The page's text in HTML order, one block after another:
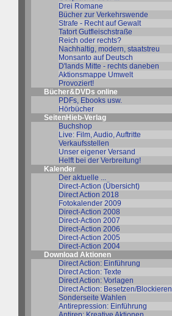
Drei Romane
Bücher zur Verkehrswende
Strafe - Recht auf Gewalt
Tatort Gutfleischstraße
Reich oder rechts?
Nachhaltig, modern, staatstreu
Monsanto auf Deutsch
D'lands Mitte - rechts daneben
Aktionsmappe Umwelt
Provoziert!
Bücher&DVDs online
PDFs, Ebooks usw.
Hörbücher
SeitenHieb-Verlag
Buchshop
Live: Film, Audio, Auftritte
Verkaufsstellen
Unser eigener Versand
Helft bei der Verbreitung!
Kalender
Der aktuelle ...
Direct-Action (Übersicht)
Direct Action 2018
Fotokalender 2009
Direct-Action 2008
Direct-Action 2007
Direct-Action 2006
Direct-Action 2005
Direct-Action 2004
Download Aktionen
Direct Action: Einführung
Direct Action: Texte
Direct Action: Vorlagen
Direct Action: Besetzen/Blockieren
Sonderseite Wahlen
Antirepression: Einführung